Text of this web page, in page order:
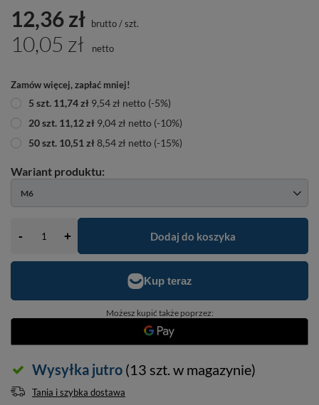
M6
- + Dodaj do koszyka
Możesz kupić także poprzez:
12,36 zł brutto/szt.
10,05 zł netto
Zamów więcej, zapłać mniej!
5 szt. 11,74 zł 9,54 zł netto (-5%)
20szt. 11,12 zł 9,04 zł netto (-10%)
50szt. 10,51 zł 8,54 zł netto (-15%)
Wysyłka jutro (13 szt. w magazynie)
Tania i szybka dostawa